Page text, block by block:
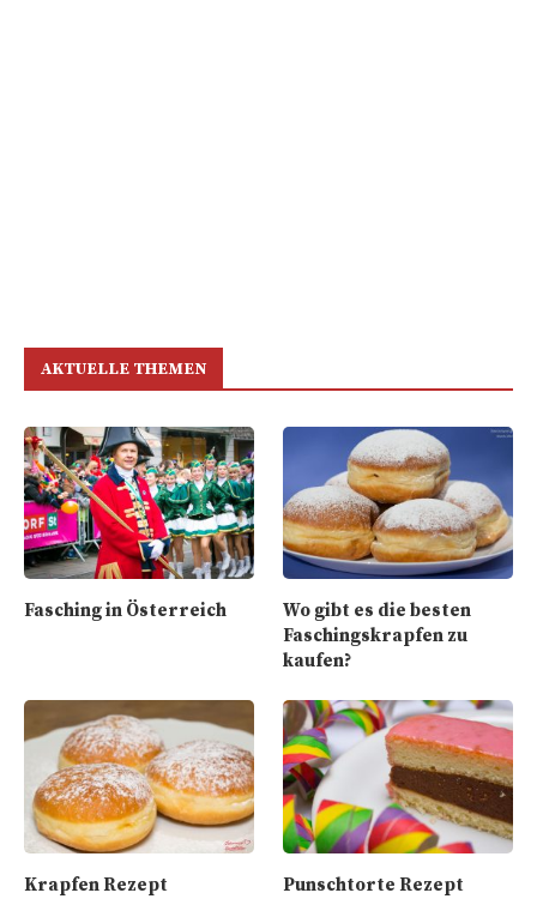
AKTUELLE THEMEN
Fasching in Österreich
Wo gibt es die besten
Faschingskrapfen zu
kaufen?
Krapfen Rezept Punschtorte Rezept